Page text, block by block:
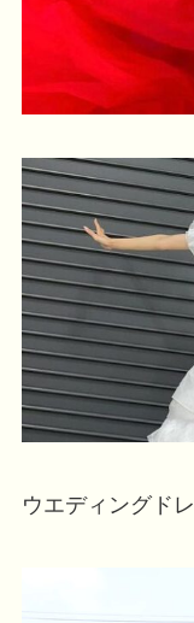
ウエディングド